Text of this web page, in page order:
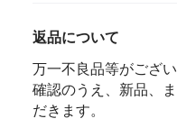
返品について
万一不良品等がござ
確認のうえ、新品、
だきます。